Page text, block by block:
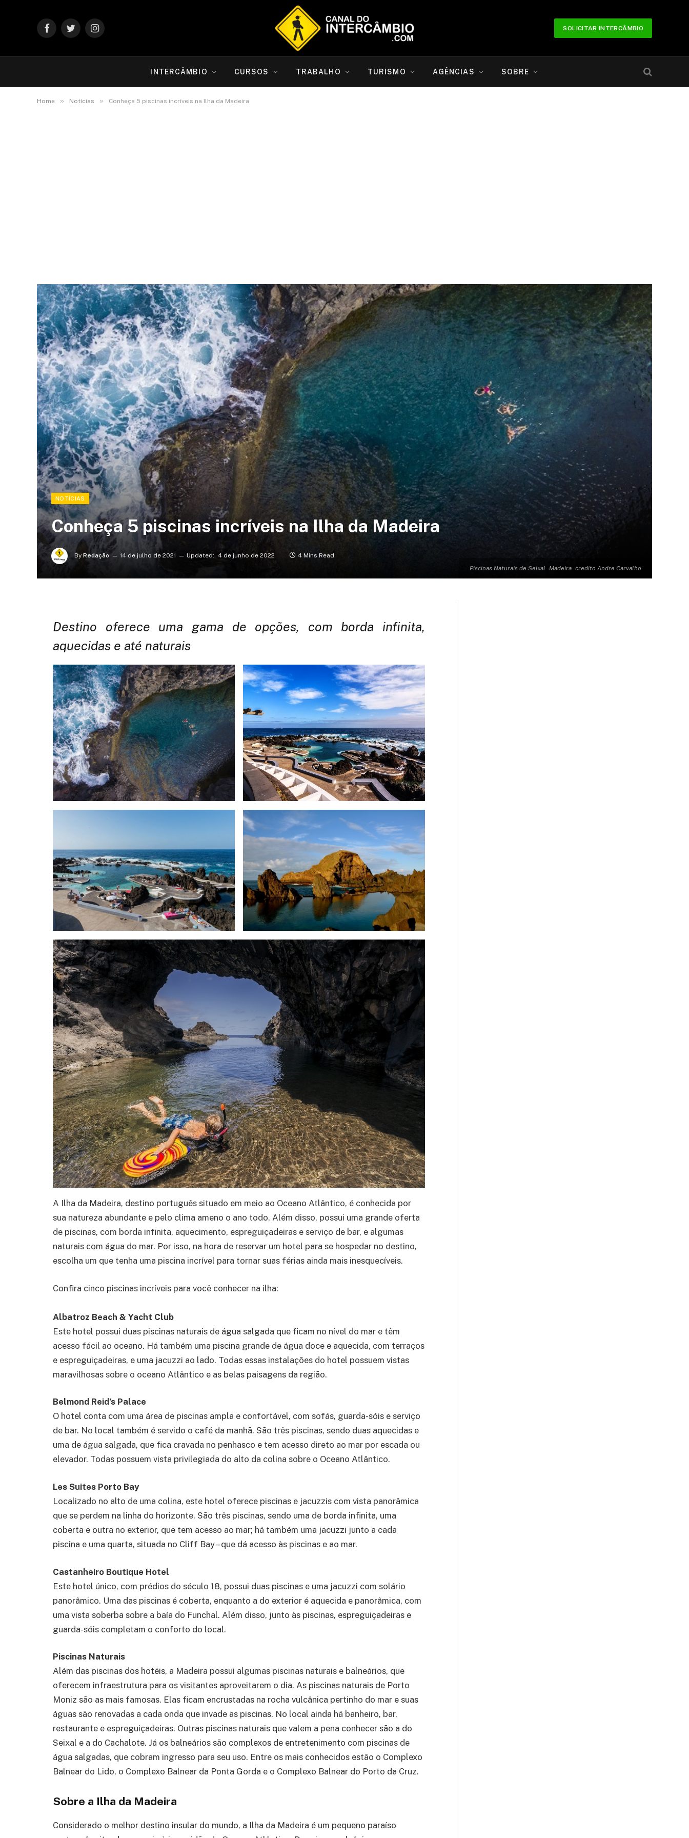
FacebookTwitterInstagram
SOLICITAR INTERCÂMBIO
INTERCÂMBIO CURSOS TRABALHO TURISMO AGÊNCIAS SOBRE
Home » Notícias » Conheça 5 piscinas incríveis na Ilha da Madeira
Piscinas Naturais de Seixal - Madeira - credito Andre Carvalho
NOTÍCIAS
Conheça 5 piscinas incríveis na Ilha da Madeira
By Redação 14 de julho de 2021 Updated: 4 de junho de 2022 4 Mins Read
Destino oferece uma gama de opções, com borda infinita,
aquecidas e até naturais
A Ilha da Madeira, destino português situado em meio ao Oceano Atlântico, é conhecida por
sua natureza abundante e pelo clima ameno o ano todo. Além disso, possui uma grande oferta
de piscinas, com borda infinita, aquecimento, espreguiçadeiras e serviço de bar, e algumas
naturais com água do mar. Por isso, na hora de reservar um hotel para se hospedar no destino,
escolha um que tenha uma piscina incrível para tornar suas férias ainda mais inesquecíveis.
Confira cinco piscinas incríveis para você conhecer na ilha:
Albatroz Beach & Yacht Club
Este hotel possui duas piscinas naturais de água salgada que ficam no nível do mar e têm
acesso fácil ao oceano. Há também uma piscina grande de água doce e aquecida, com terraços
e espreguiçadeiras, e uma jacuzzi ao lado. Todas essas instalações do hotel possuem vistas
maravilhosas sobre o oceano Atlântico e as belas paisagens da região.
Belmond Reid’s Palace
O hotel conta com uma área de piscinas ampla e confortável, com sofás, guarda-sóis e serviço
de bar. No local também é servido o café da manhã. São três piscinas, sendo duas aquecidas e
uma de água salgada, que fica cravada no penhasco e tem acesso direto ao mar por escada ou
elevador. Todas possuem vista privilegiada do alto da colina sobre o Oceano Atlântico.
Les Suites Porto Bay
Localizado no alto de uma colina, este hotel oferece piscinas e jacuzzis com vista panorâmica
que se perdem na linha do horizonte. São três piscinas, sendo uma de borda infinita, uma
coberta e outra no exterior, que tem acesso ao mar; há também uma jacuzzi junto a cada
piscina e uma quarta, situada no Cliff Bay – que dá acesso às piscinas e ao mar.
Castanheiro Boutique Hotel
Este hotel único, com prédios do século 18, possui duas piscinas e uma jacuzzi com solário
panorâmico. Uma das piscinas é coberta, enquanto a do exterior é aquecida e panorâmica, com
uma vista soberba sobre a baía do Funchal. Além disso, junto às piscinas, espreguiçadeiras e
guarda-sóis completam o conforto do local.
Piscinas Naturais
Além das piscinas dos hotéis, a Madeira possui algumas piscinas naturais e balneários, que
oferecem infraestrutura para os visitantes aproveitarem o dia. As piscinas naturais de Porto
Moniz são as mais famosas. Elas ficam encrustadas na rocha vulcânica pertinho do mar e suas
águas são renovadas a cada onda que invade as piscinas. No local ainda há banheiro, bar,
restaurante e espreguiçadeiras. Outras piscinas naturais que valem a pena conhecer são a do
Seixal e a do Cachalote. Já os balneários são complexos de entretenimento com piscinas de
água salgadas, que cobram ingresso para seu uso. Entre os mais conhecidos estão o Complexo
Balnear do Lido, o Complexo Balnear da Ponta Gorda e o Complexo Balnear do Porto da Cruz.
Sobre a Ilha da Madeira
Considerado o melhor destino insular do mundo, a Ilha da Madeira é um pequeno paraíso